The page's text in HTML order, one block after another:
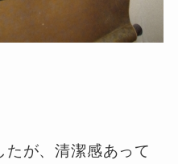
が、清潔感あって